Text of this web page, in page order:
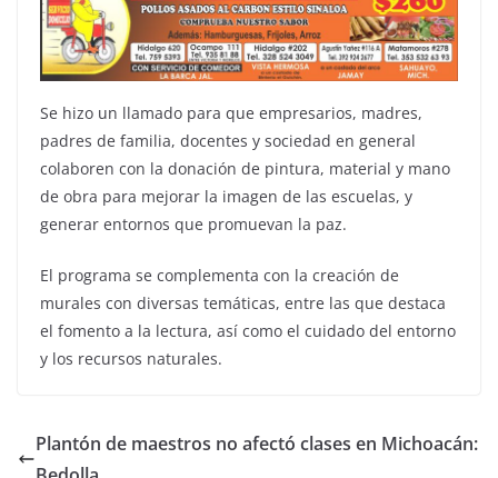
Se hizo un llamado para que empresarios, madres,
padres de familia, docentes y sociedad en general
colaboren con la donación de pintura, material y mano
de obra para mejorar la imagen de las escuelas, y
generar entornos que promuevan la paz.
El programa se complementa con la creación de
murales con diversas temáticas, entre las que destaca
el fomento a la lectura, así como el cuidado del entorno
y los recursos naturales.
Plantón de maestros no afectó clases en Michoacán: